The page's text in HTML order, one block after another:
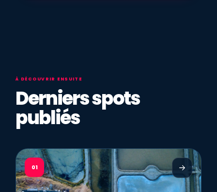
À DÉCOUVRIR ENSUITE
Derniers spots
publiés
01